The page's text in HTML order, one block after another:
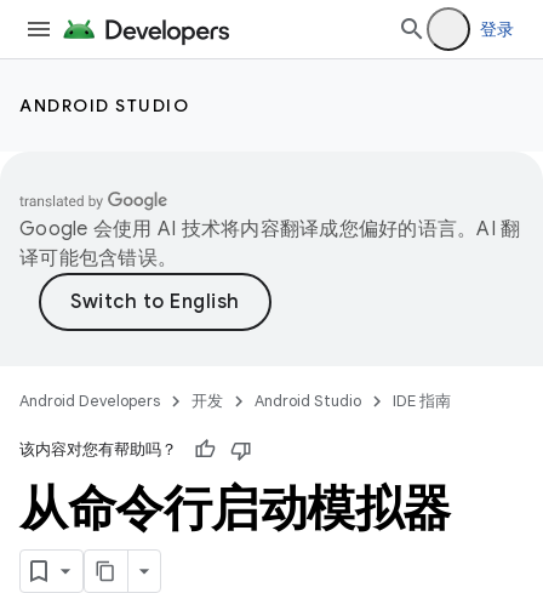
登录
ANDROID STUDIO
Google 会使用 AI 技术将内容翻译成您偏好的语言。AI 翻
译可能包含错误。
Android Developers 开发 Android Studio IDE 指南
该内容对您有帮助吗？
从命令行启动模拟器